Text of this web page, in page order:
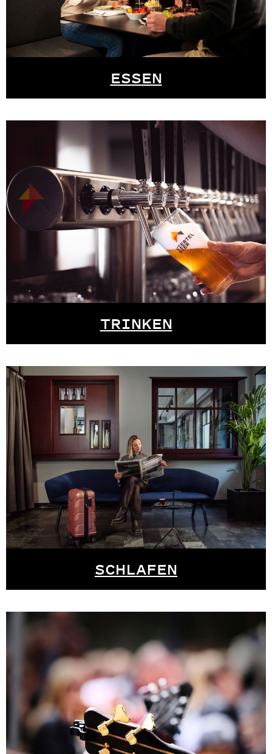
ESSEN
TRINKEN
SCHLAFEN